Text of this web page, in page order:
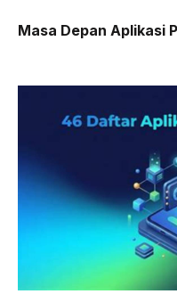
Masa Depan Aplikasi